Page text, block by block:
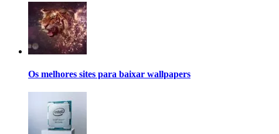
Os melhores sites para baixar wallpapers